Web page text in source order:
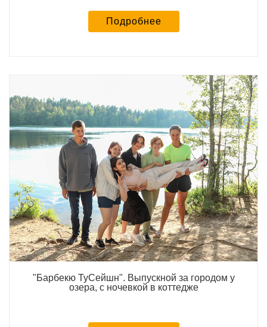
Подробнее
"Барбекю ТуСейшн". Выпускной за городом у
озера, с ночевкой в коттедже